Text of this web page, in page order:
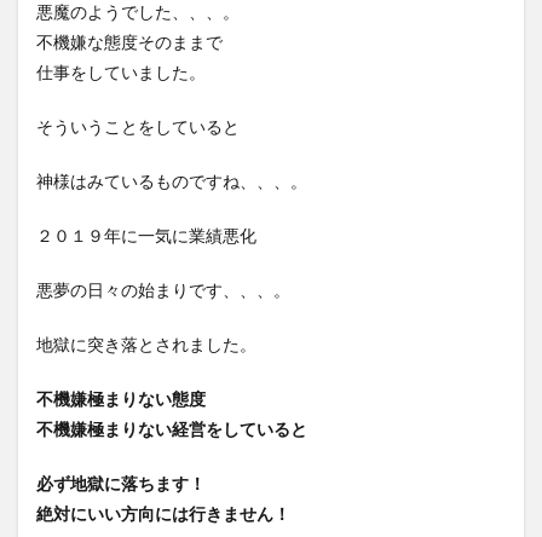
悪魔のようでした、、、。
不機嫌な態度そのままで
仕事をしていました。
そういうことをしていると
神様はみているものですね、、、。
２０１９年に一気に業績悪化
悪夢の日々の始まりです、、、。
地獄に突き落とされました。
不機嫌極まりない態度
不機嫌極まりない経営をしていると
必ず地獄に落ちます！
絶対にいい方向には行きません！